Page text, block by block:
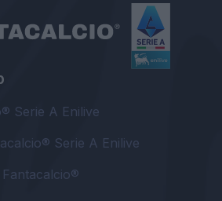
Serie A Enilive
Serie A Enilive